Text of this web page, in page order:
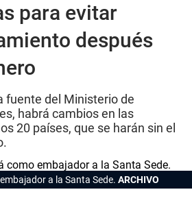
para evitar
después
fuente del Ministerio de
habrá cambios en las
20 países, que se harán sin el
a la Santa Sede. ARCHIVO